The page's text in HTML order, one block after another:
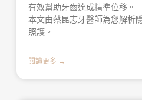
有效幫助牙齒達成精準位移。
本文由蔡昆志牙醫師為您解析
照護。
閱讀更多 →